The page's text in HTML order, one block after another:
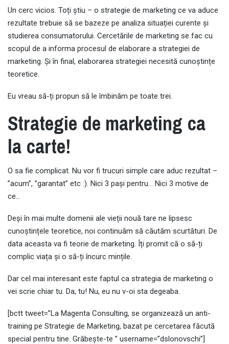
Un cerc vicios. Toți știu – o strategie de marketing ce va aduce
rezultate trebuie să se bazeze pe analiza situației curente și
studierea consumatorului. Cercetările de marketing se fac cu
scopul de a informa procesul de elaborare a strategiei de
marketing. Și în final, elaborarea strategiei necesită cunoștințe
teoretice.
Eu vreau să-ți propun să le îmbinăm pe toate trei.
Strategie de marketing ca
la carte!
O sa fie complicat. Nu vor fi trucuri simple care aduc rezultat –
”acum”, ”garantat” etc :). Nici 3 pași pentru… Nici 3 motive de
ce…
Deși în mai multe domenii ale vieții nouă tare ne lipsesc
cunoștințele teoretice, noi continuăm să căutăm scurtături. De
data aceasta va fi teorie de marketing. Îți promit că o să-ți
complic viața și o să-ți încurc mințile.
Dar cel mai interesant este faptul ca strategia de marketing o
vei scrie chiar tu. Da, tu! Nu, eu nu v-oi sta degeaba.
[bctt tweet=”La Magenta Consulting, se organizează un anti-
training pe Strategie de Marketing, bazat pe cercetarea făcută
special pentru tine. Grăbește-te ” username=”dslonovschi”]